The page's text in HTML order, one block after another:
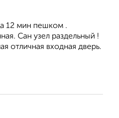
12 мин пешком .
Сан узел раздельный !
отличная входная дверь.